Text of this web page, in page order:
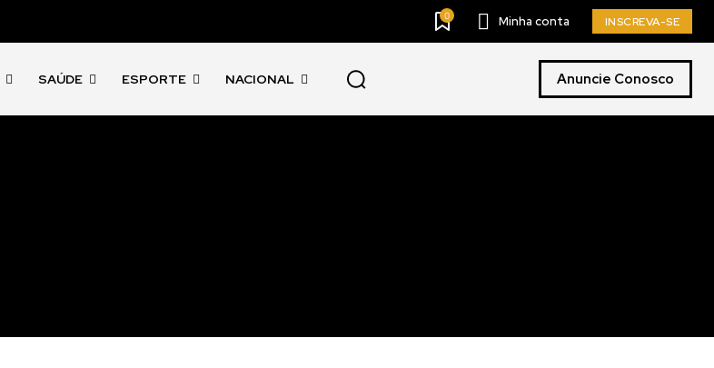
0 Minha conta INSCREVA-SE
SAÚDE ESPORTE NACIONAL Anuncie Conosco